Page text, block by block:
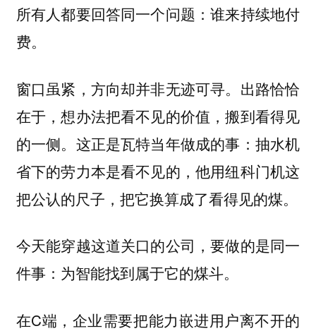
所有人都要回答同一个问题：谁来持续地付
费。
窗口虽紧，方向却并非无迹可寻。出路恰恰
在于，想办法把看不见的价值，搬到看得见
的一侧。这正是瓦特当年做成的事：抽水机
省下的劳力本是看不见的，他用纽科门机这
把公认的尺子，把它换算成了看得见的煤。
今天能穿越这道关口的公司，要做的是同一
件事：为智能找到属于它的煤斗。
在C端，企业需要把能力嵌进用户离不开的